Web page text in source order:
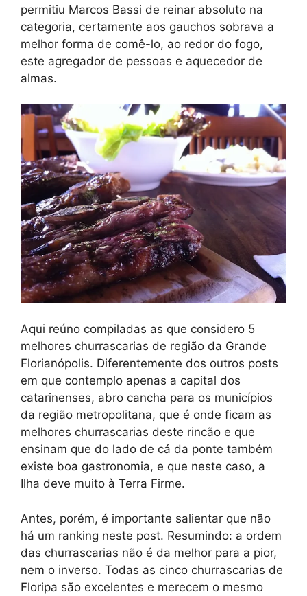
permitiu Marcos Bassi de reinar absoluto na
categoria, certamente aos gauchos sobrava a
melhor forma de comê-lo, ao redor do fogo,
este agregador de pessoas e aquecedor de
almas.
Aqui reúno compiladas as que considero 5
melhores churrascarias de região da Grande
Florianópolis. Diferentemente dos outros posts
em que contemplo apenas a capital dos
catarinenses, abro cancha para os municípios
da região metropolitana, que é onde ficam as
melhores churrascarias deste rincão e que
ensinam que do lado de cá da ponte também
existe boa gastronomia, e que neste caso, a
Ilha deve muito à Terra Firme.
Antes, porém, é importante salientar que não
há um ranking neste post. Resumindo: a ordem
das churrascarias não é da melhor para a pior,
nem o inverso. Todas as cinco churrascarias de
Floripa são excelentes e merecem o mesmo